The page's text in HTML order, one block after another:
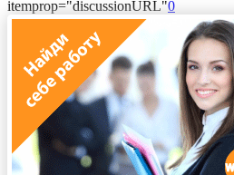
itemprop="discussionURL"0